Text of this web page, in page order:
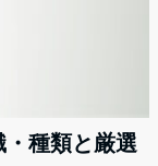
種類と厳選